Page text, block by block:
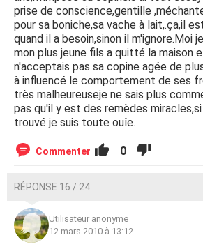
prise de conscience,gentille
pour sa boniche,sa vache à lait,.ça,il
quand il a besoin,sinon il m'ignore.Moi
mon plus jeune fils a quitté la maison
n'acceptais pas sa copine agée de
à influencé le comportement de ses
très malheureuseje ne sais plus
pas qu'il y est des remèdes
trouvé je suis toute ouîe.
Commenter 0
RÉPONSE 16 / 24
Utilisateur anonyme
12 mars 2010 à 13:12